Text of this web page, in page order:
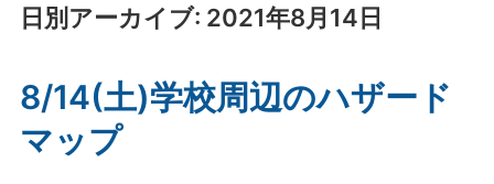
日別アーカイブ: 2021年8月14日
8/14(土)学校周辺のハザード
マップ